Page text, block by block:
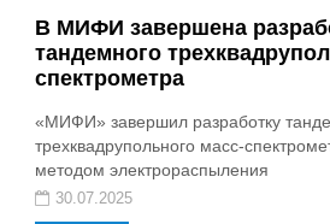
В МИФИ завершена
тандемного
спектрометра
«МИФИ» завершил разработку
трехквадрупольного масс-
методом электрораспыления
30.07.2025